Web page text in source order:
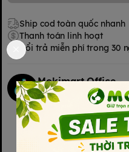
Ship cod toàn quốc nhanh
Thanh toán linh hoạt
Đổi trả miễn phí trong 30
Mokimart Office
Kết nối với chúng tôi
Kết nối với chúng